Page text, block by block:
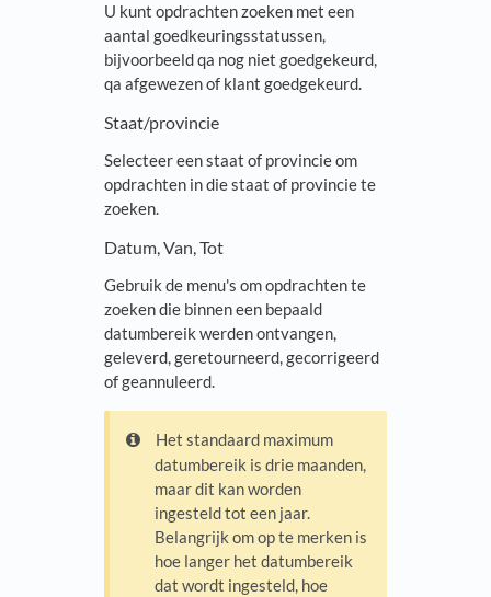
U kunt opdrachten zoeken met een
aantal goedkeuringsstatussen,
bijvoorbeeld qa nog niet goedgekeurd,
qa afgewezen of klant goedgekeurd.
Staat/provincie
Selecteer een staat of provincie om
opdrachten in die staat of provincie te
zoeken.
Datum, Van, Tot
Gebruik de menu's om opdrachten te
zoeken die binnen een bepaald
datumbereik werden ontvangen,
geleverd, geretourneerd, gecorrigeerd
of geannuleerd.
Het standaard maximum
datumbereik is drie maanden,
maar dit kan worden
ingesteld tot een jaar.
Belangrijk om op te merken is
hoe langer het datumbereik
dat wordt ingesteld, hoe